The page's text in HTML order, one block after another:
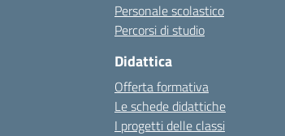
Personale scolastico
Percorsi di studio
Didattica
Offerta formativa
Le schede didattiche
I progetti delle classi